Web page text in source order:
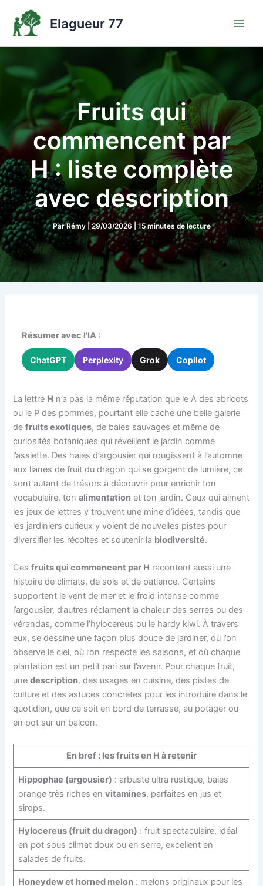
contenu
Elagueur 77
Fruits qui
commencent par
H : liste complète
avec description
ParRémy | 29/03/2026 15 minutes de lecture
Résumer avec l'IA :
ChatGPT Perplexity Grok Copilot
La lettre H n’a pas la même réputation que le A des abricots
ou le P des pommes, pourtant elle cache une belle galerie
defruits exotiques, de baies sauvages et même de
curiosités botaniques qui réveillent le jardin comme
l’assiette. Des haies d’argousier qui rougissent à l’automne
aux lianes de fruit du dragon qui se gorgent de lumière, ce
sont autant de trésors à découvrir pour enrichir ton
vocabulaire, tonalimentation et ton jardin. Ceux qui aiment
les jeux de lettres y trouvent une mine d’idées, tandis que
les jardiniers curieux y voient de nouvelles pistes pour
diversifier les récoltes et soutenir la biodiversité.
Cesfruits qui commencent par H racontent aussi une
histoire de climats, de sols et de patience. Certains
supportent le vent de mer et le froid intense comme
l’argousier, d’autres réclament la chaleur des serres ou des
vérandas, comme l’hylocereus ou le hardy kiwi. À travers
eux, se dessine une façon plus douce de jardiner, où l’on
observe le ciel, où l’on respecte les saisons, et où chaque
plantation est un petit pari sur l’avenir. Pour chaque fruit,
unedescription, des usages en cuisine, des pistes de
culture et des astuces concrètes pour les introduire dans le
quotidien, que ce soit en bord de terrasse, au potager ou
en pot sur un balcon.
En bref : les fruits en H à retenir
Hippophae (argousier) : arbuste ultra rustique, baies
orange très riches en vitamines, parfaites en jus et
sirops.
Hylocereus (fruit du dragon) : fruit spectaculaire, idéal
en pot sous climat doux ou en serre, excellent en
salades de fruits.
Honeydew et horned melon: melons originaux pour les